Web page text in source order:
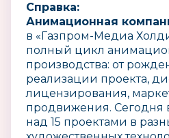
Справка:
Анимационная
в «Газпром-Медиа
полный цикл
производства: от
реализации проекта,
лицензирования,
продвижения. Сегодня
над 15 проектами в